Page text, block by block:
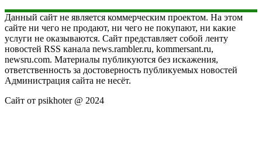
Данный сайт не является коммерческим проектом. На этом
сайте ни чего не продают, ни чего не покупают, ни какие
услуги не оказываются. Сайт представляет собой ленту
новостей RSS канала news.rambler.ru, kommersant.ru,
newsru.com. Материалы публикуются без искажения,
ответственность за достоверность публикуемых новостей
Администрация сайта не несёт.
Сайт от psikhoter @ 2024